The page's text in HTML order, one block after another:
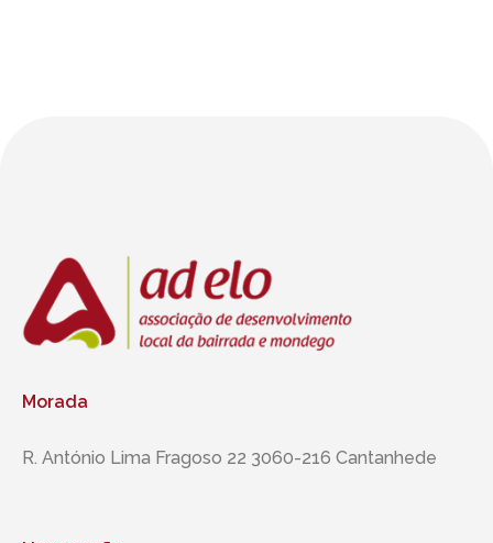
Morada
R. António Lima Fragoso 22 3060-216 Cantanhede